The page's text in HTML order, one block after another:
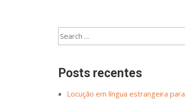
Posts recentes
Locução em língua estrangeira para